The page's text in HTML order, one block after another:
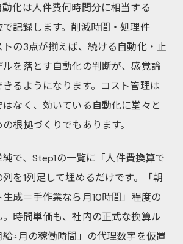
化は人件費何時間分に相当する
記録します。削減時間・処理件
の3点が揃えば、続ける自動化・止
を落とす自動化の判断が、感覚論
るようになります。コスト管理は
なく、効いている自動化に堂々と
根拠づくりでもあります。
で、Step1の一覧に「人件費換算で
を1列足して埋めるだけです。「朝
成＝手作業なら月10時間」程度の
時間単価も、社内の正式な換算ル
÷月の稼働時間」の代理数字を仮置